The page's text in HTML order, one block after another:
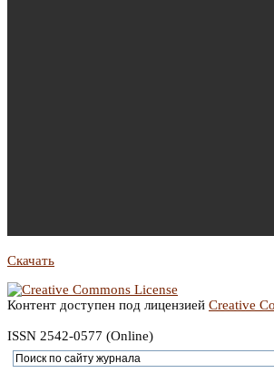
Скачать
Контент доступен под лицензией Creative
ISSN 2542-0577 (Online)